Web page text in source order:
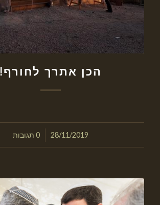
הכן אתרך לחורף!
28/11/2019
/ 0 תגובות